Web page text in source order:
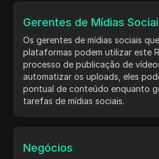
Gerentes de Mídias
Os gerentes de mídias sociais
plataformas podem utilizar este
processo de publicação de
automatizar os uploads, eles
pontual de conteúdo enquanto
tarefas de mídias sociais.
Negócios